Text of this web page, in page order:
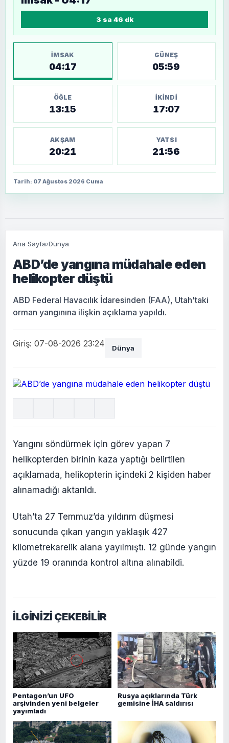
3 sa 46 dk
İMSAK
04:17
GÜNEŞ
05:59
ÖĞLE
13:15
İKINDI
17:07
AKŞAM
20:21
YATSI
21:56
Tarih: 07 Ağustos 2026 Cuma
Ana Sayfa›Dünya
ABD’de yangına müdahale eden
helikopter düştü
ABD Federal Havacılık İdaresinden (FAA), Utah'taki
orman yangınına ilişkin açıklama yapıldı.
Giriş: 07-08-2026 23:24 Dünya
Yangını söndürmek için görev yapan 7
helikopterden birinin kaza yaptığı belirtilen
açıklamada, helikopterin içindeki 2 kişiden haber
alınamadığı aktarıldı.
Utah’ta 27 Temmuz’da yıldırım düşmesi
sonucunda çıkan yangın yaklaşık 427
kilometrekarelik alana yayılmıştı. 12 günde yangın
yüzde 19 oranında kontrol altına alınabildi.
İLGİNİZİ ÇEKEBİLİR
Pentagon’un UFO
arşivinden yeni belgeler
yayımladı
Rusya açıklarında Türk
gemisine İHA saldırısı